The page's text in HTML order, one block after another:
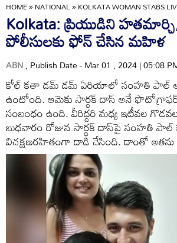
HOME»NATIONAL»KOLKATA WOMAN STABS
Kolkata: ప్రియుడిని
పోలీసులకు ఫోన్ చేసిన మహిళ
ABN, Publish Date - Mar 01 , 2024 | 05:08
కోల్ కతా డమ్ డమ్ ఏరియాలో సంహతి పాల్ అనే
ఉంటోంది. ఆమెకు సార్ధక్ దాస్ అనే
సంబంధం ఉంది. వీరిద్దరి మధ్య ఇటీవల
బుధవారం రోజున సార్ధక్ దాస్‌‌పై సంహతి పాల్
విచక్షణరహితంగా దాడి చేసింది. దాంతో